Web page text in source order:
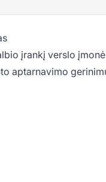
įrankį verslo
aptarnavimo